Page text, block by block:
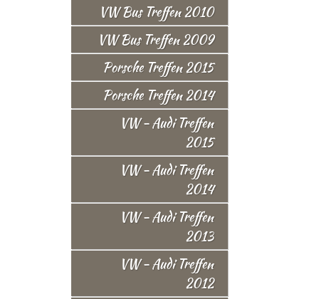
VW Bus Treffen 2010
VW Bus Treffen 2009
Porsche Treffen 2015
Porsche Treffen 2014
VW - Audi Treffen
2015
VW - Audi Treffen
2014
VW - Audi Treffen
2013
VW - Audi Treffen
2012